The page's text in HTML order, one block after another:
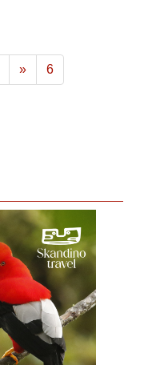
»
Næste
6